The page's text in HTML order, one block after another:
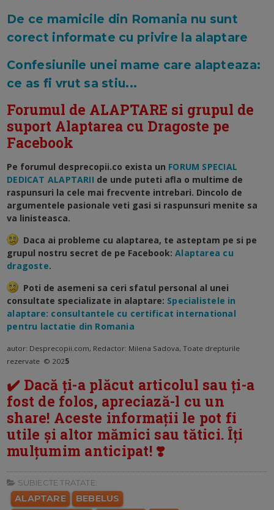
De ce mamicile din Romania nu sunt
corect informate cu privire la alaptare
Confesiunile unei mame care alapteaza:
ce as fi vrut sa stiu...
Forumul de ALAPTARE si grupul de
suport Alaptarea cu Dragoste pe
Facebook
Pe forumul desprecopii.co exista un FORUM SPECIAL
DEDICAT ALAPTARII de unde puteti afla o multime de
raspunsuri la cele mai frecvente intrebari. Dincolo de
argumentele pasionale veti gasi si raspunsuri menite sa
va linisteasca.
Daca ai probleme cu alaptarea, te asteptam pe si pe
grupul nostru secret de pe Facebook: Alaptarea cu
dragoste.
Poti de asemeni sa ceri sfatul personal al unei
consultate specializate in alaptare: Specialistele in
alaptare: consultantele cu certificat international
pentru lactatie din Romania
autor: Desprecopii.com, Redactor: Milena Sadova, Toate drepturile
rezervate © 2025
✔️ Dacă ți-a plăcut articolul sau ți-a
fost de folos, apreciază-l cu un
share! Aceste informații le pot fi
utile și altor mămici sau tătici. Îți
mulțumim anticipat! ❣️
SUBIECTE TRATATE:
ALAPTARE
BEBELUS